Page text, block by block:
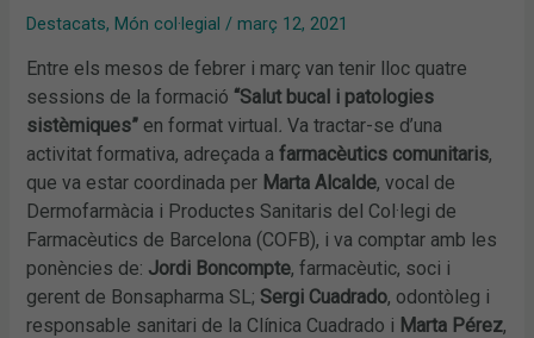
Destacats,Món col·legial /març 12, 2021
Entre els mesos de febrer i març van tenir lloc quatre
sessions de la formació “Salut bucal i patologies
sistèmiques” en format virtual. Va tractar-se d’una
activitat formativa, adreçada afarmacèutics comunitaris,
que va estar coordinada per Marta Alcalde, vocal de
Dermofarmàcia i Productes Sanitaris del Col·legi de
Farmacèutics de Barcelona (COFB), i va comptar amb les
ponències de: Jordi Boncompte, farmacèutic, soci i
gerent de Bonsapharma SL; Sergi Cuadrado, odontòleg i
responsable sanitari de la Clínica Cuadrado i Marta Pérez,